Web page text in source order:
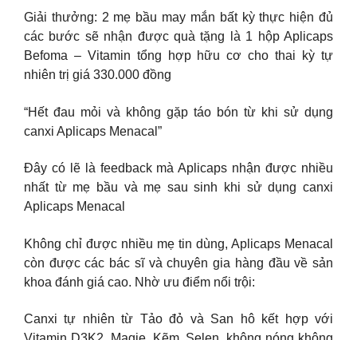
Giải thưởng: 2 mẹ bầu may mắn bất kỳ thực hiện đủ
các bước sẽ nhận được quà tặng là 1 hộp Aplicaps
Befoma – Vitamin tổng hợp hữu cơ cho thai kỳ tự
nhiên trị giá 330.000 đồng
“Hết đau mỏi và không gặp táo bón từ khi sử dụng
canxi Aplicaps Menacal”
Đây có lẽ là feedback mà Aplicaps nhận được nhiều
nhất từ mẹ bầu và mẹ sau sinh khi sử dụng canxi
Aplicaps Menacal
Không chỉ được nhiều mẹ tin dùng, Aplicaps Menacal
còn được các bác sĩ và chuyên gia hàng đầu về sản
khoa đánh giá cao. Nhờ ưu điểm nổi trội:
Canxi tự nhiên từ Tảo đỏ và San hô kết hợp với